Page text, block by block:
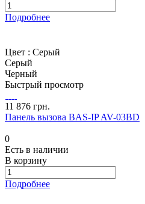
Подробнее
Цвет : Серый
Серый
Черный
Быстрый просмотр
11 876 грн.
Панель вызова BAS-IP AV-03BD
0
Есть в наличии
В корзину
Подробнее